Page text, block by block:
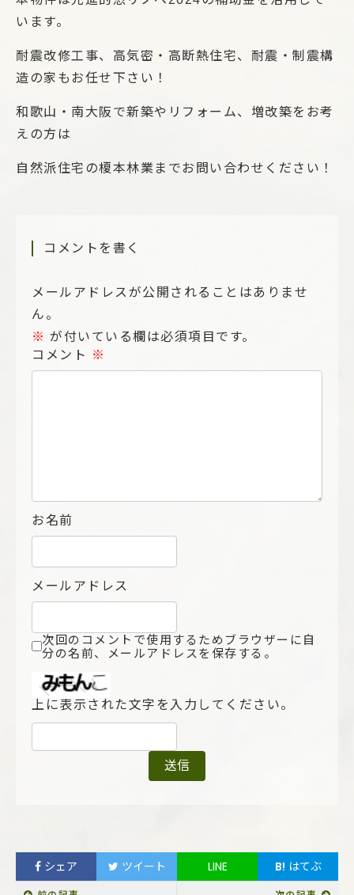
います。
耐震改修工事、高気密・高断熱住宅、耐震・制震構
造の家もお任せ下さい！
和歌山・南大阪で新築やリフォーム、増改築をお考
えの方は
自然派住宅の榎本林業までお問い合わせください！
コメントを書く
メールアドレスが公開されることはありませ
ん。
※ が付いている欄は必須項目です。
コメント ※
お名前
メールアドレス
次回のコメントで使用するためブラウザーに自
分の名前、メールアドレスを保存する。
上に表示された文字を入力してください。
シェア ツイート LINE B! はてぶ